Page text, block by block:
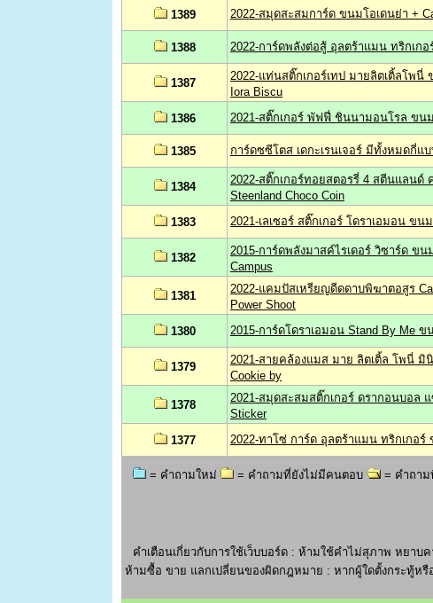
1389 2022-สมุดสะสมการ์ด ขนมโอเดนย่า +
1388 2022-การ์ดพลังต่อสู้ อุลตร้าแมน ทริกเก
1387
2022-แท่นสติ๊กเกอร์เทป มายลิตเติ้ลโพนี่
Iora Biscu
1386 2021-สติ๊กเกอร์ พัฟฟี่ ชินนามอนโรล ขน
1385 การ์ดซซีโตส เดกะเรนเจอร์ มีทั้งหมดกี่แ
1384
2022-สติ๊กเกอร์ทอยสตอรรี่ 4 สตีนแลน
Steenland Choco Coin
1383 2021-เลเซอร์ สติ๊กเกอร์ โดราเอมอน ขน
1382
2015-การ์ดพลังมาสค์ไรเดอร์ วิซาร์ด ข
Campus
1381
2022-แคมปัสเหรียญดีดดาบพิฆาตอสูร
Power Shoot
1380 2015-การ์ดโดราเอมอน Stand By Me ข
1379
2021-สายคล้องแมส มาย ลิตเติ้ล โพนี่ มิ
Cookie by
1378
2021-สมุดสะสมสติ๊กเกอร์ ดรากอนบอล
Sticker
1377 2022-ทาโซ่ การ์ด อุลตร้าแมน ทริกเกอร์
= คำถามใหม่ = คำถามที่ยังไม่มีคนตอบ = คำถา
คำเตือนเกี่ยวกับการใช้เว็บบอร์ด : ห้ามใช้คำไม่สุภาพ หยา
ห้ามซื้อ ขาย แลกเปลี่ยนของผิดกฎหมาย : หากผู้ใดตั้งกระทู้หรื